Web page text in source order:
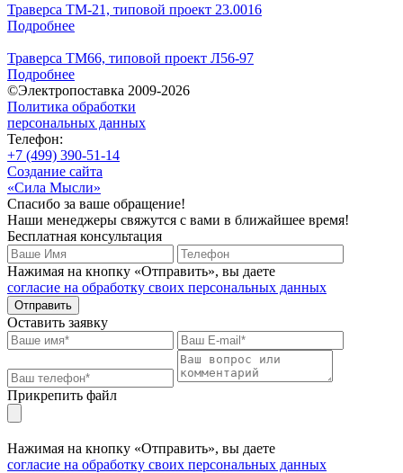
Траверса ТМ-21, типовой проект 23.0016
Подробнее
Траверса ТМ66, типовой проект Л56-97
Подробнее
©Электропоставка 2009-2026
Политика обработки
персональных данных
Телефон:
+7 (499) 390-51-14
Создание сайта
«Сила Мысли»
Спасибо за ваше обращение!
Наши менеджеры свяжутся с вами в ближайшее время!
Бесплатная консультация
Нажимая на кнопку «Отправить», вы даете
согласие на обработку своих персональных данных
Отправить
Оставить заявку
Прикрепить файл
Нажимая на кнопку «Отправить», вы даете
согласие на обработку своих персональных данных